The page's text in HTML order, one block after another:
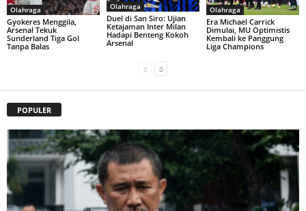
Olahraga
Gyokeres Menggila,
Arsenal Tekuk
Sunderland Tiga Gol
Tanpa Balas
Olahraga
Duel di San Siro: Ujian
Ketajaman Inter Milan
Hadapi Benteng Kokoh
Arsenal
Olahraga
Era Michael Carrick
Dimulai, MU Optimistis
Kembali ke Panggung
Liga Champions
POPULER